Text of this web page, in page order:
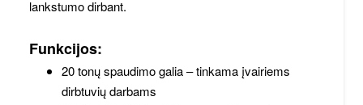
lankstumo dirbant.
Funkcijos:
20 tonų spaudimo galia – tinkama įvairiems
dirbtuvių darbams